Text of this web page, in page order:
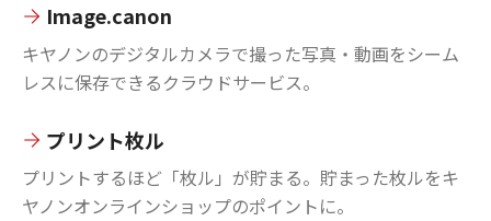
Image.canon
キヤノンのデジタルカメラで撮った写真・動画をシーム
レスに保存できるクラウドサービス。
プリント枚ル
プリントするほど「枚ル」が貯まる。貯まった枚ルをキ
ヤノンオンラインショップのポイントに。